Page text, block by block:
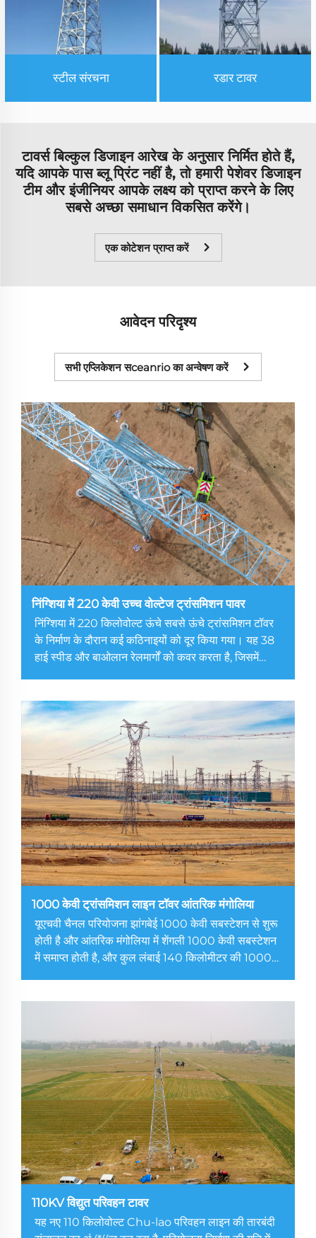
स्टील संरचना रडार टावर
टावर्स बिल्कुल डिजाइन आरेख के अनुसार निर्मित होते हैं,
यदि आपके पास ब्लू प्रिंट नहीं है, तो हमारी पेशेवर डिजाइन
टीम और इंजीनियर आपके लक्ष्य को प्राप्त करने के लिए
सबसे अच्छा समाधान विकसित करेंगे।
एक कोटेशन प्राप्त करें
आवेदन परिदृश्य
सभी एप्लिकेशन सceanrio का अन्वेषण करें
निंग्शिया में 220 केवी उच्च वोल्टेज ट्रांसमिशन पावर
निंग्शिया में 220 किलोवोल्ट ऊंचे सबसे ऊंचे ट्रांसमिशन टॉवर
के निर्माण के दौरान कई कठिनाइयों को दूर किया गया। यह 38
हाई स्पीड और बाओलान रेलमार्गों को कवर करता है, जिसमें
1000 केवी ट्रांसमिशन लाइन टॉवर आंतरिक मंगोलिया
यूएचवी चैनल परियोजना झांगबेई 1000 केवी सबस्टेशन से शुरू
होती है और आंतरिक मंगोलिया में शेंगली 1000 केवी सबस्टेशन
में समाप्त होती है, और कुल लंबाई 140 किलोमीटर की 1000
110KV विद्युत परिवहन टावर
यह नए 110 किलोवोल्ट Chu-lao परिवहन लाइन की तारबंदी